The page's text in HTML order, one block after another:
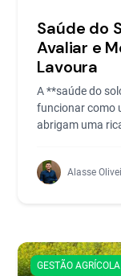
Saúde do
Avaliar e
Lavoura
A **saúde do
funcionar como
abrigam uma
Alasse
GESTÃO AGRÍCOLA